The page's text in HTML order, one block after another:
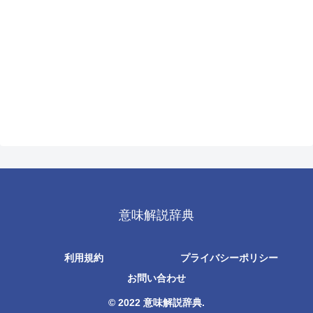
意味解説辞典
利用規約
プライバシーポリシー
お問い合わせ
© 2022 意味解説辞典.